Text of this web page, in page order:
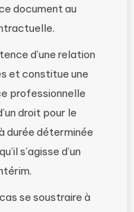
document au
d’une relation
et constitue une
professionnelle
droit pour le
durée déterminée
s’agisse d’un
se soustraire à